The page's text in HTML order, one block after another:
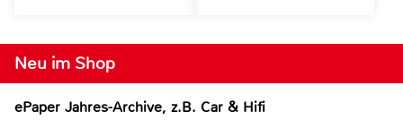
Neu im Shop
ePaper Jahres-Archive, z.B. Car & Hifi